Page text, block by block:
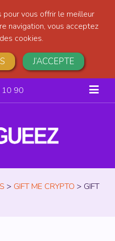
vous offrir le meilleur
navigation, vous acceptez
cookies.
J’ACCEPTE
90
> GIFT ME CRYPTO > GIFT